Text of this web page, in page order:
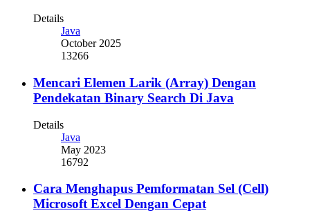
Details
Java
October 2025
13266
Mencari Elemen Larik (Array) Dengan
Pendekatan Binary Search Di Java
Details
Java
May 2023
16792
Cara Menghapus Pemformatan Sel (Cell)
Microsoft Excel Dengan Cepat